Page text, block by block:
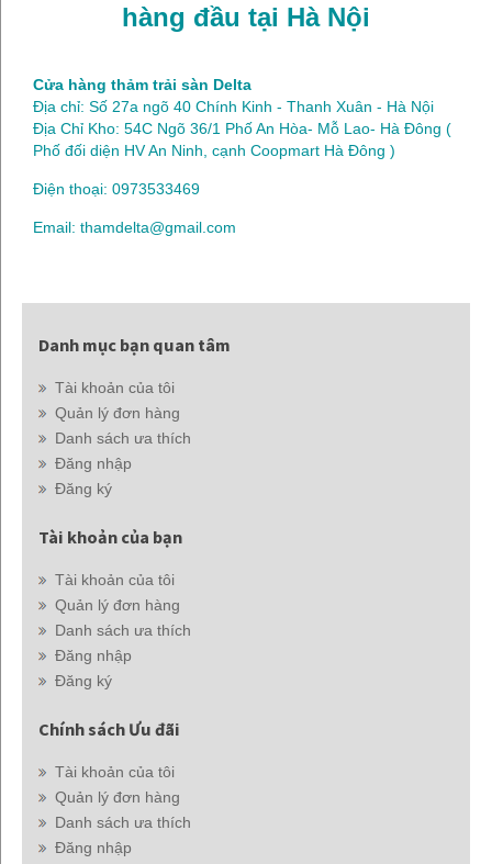
hàng đầu tại Hà Nội
Cửa hàng thảm trải sàn Delta
Địa chỉ: Số 27a ngõ 40 Chính Kinh - Thanh Xuân - Hà Nội
Địa Chỉ Kho: 54C Ngõ 36/1 Phố An Hòa- Mỗ Lao- Hà Đông (
Phố đối diện HV An Ninh, cạnh Coopmart Hà Đông )
Điện thoại: 0973533469
Email: thamdelta@gmail.com
Danh mục bạn quan tâm
Tài khoản của tôi
Quản lý đơn hàng
Danh sách ưa thích
Đăng nhập
Đăng ký
Tài khoản của bạn
Tài khoản của tôi
Quản lý đơn hàng
Danh sách ưa thích
Đăng nhập
Đăng ký
Chính sách Ưu đãi
Tài khoản của tôi
Quản lý đơn hàng
Danh sách ưa thích
Đăng nhập